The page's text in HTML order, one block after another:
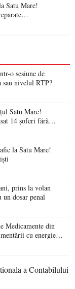
o sesiune de
nivelul RTP?
Satu Mare!
14 șoferi fără
la Satu Mare!
prins la volan
dosar penal
Medicamente din
cu energie
pune în pericol